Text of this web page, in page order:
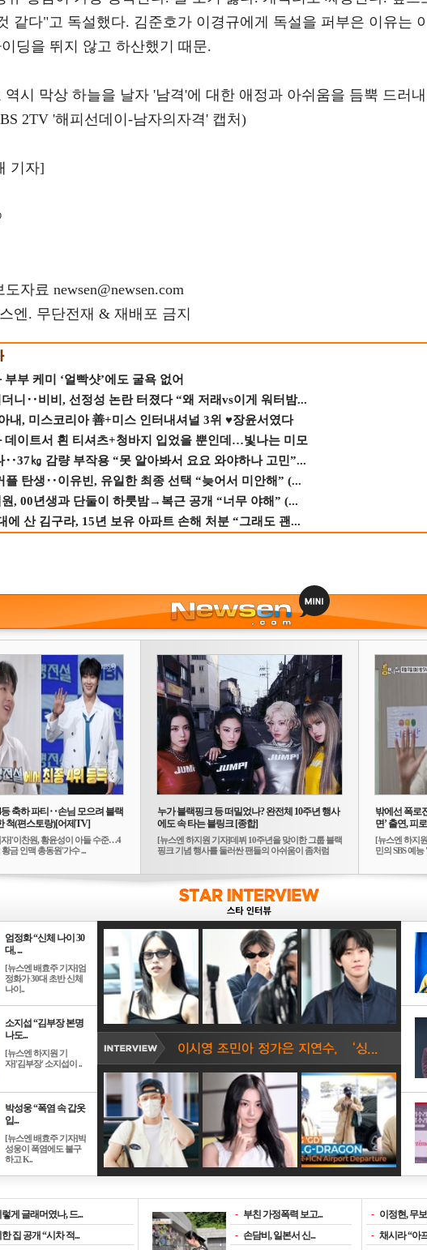
같다"고 독설했다. 김준호가 이경규에게 독설을 퍼부은 이유는
딩을 뛰지 않고 하산했기 때문.
역시 막상 하늘을 날자 '남격'에 대한 애정과 아쉬움을 듬뿍 드러
2TV '해피선데이-남자의자격' 캡처)
기자]
자료 newsen@newsen.com
엔. 무단전재 & 재배포 금지
부 케미 ‘얼빡샷’에도 굴욕 없어
니‥비비, 선정성 논란 터졌다 “왜 저래vs이게 워터밤...
내, 미스코리아 善+미스 인터내셔널 3위 ♥장윤서였다
데이트서 흰 티셔츠+청바지 입었을 뿐인데…빛나는 미모
‥37㎏ 감량 부작용 “못 알아봐서 요요 와야하나 고민”...
플 탄생‥이유빈, 유일한 최종 선택 “늦어서 미안해” (...
, 00년생과 단둘이 하룻밤→복근 공개 “너무 야해” (...
에 산 김구라, 15년 보유 아파트 손해 처분 “그래도 괜...
등 축하 파티‥손님 모으려 블랙
척(편스토랑)[어제TV]
]'이찬원, 황윤성이 아들 수준…4
금 인맥 총동원'가수 ...
누가 블랙핑크 등 떠밀었나? 완전체 10주년 행사
에도 속 타는 블링크 [종합]
[뉴스엔 하지원 기자]데뷔 10주년을 맞이한 그룹 블랙
핑크 기념 행사를 둘러싼 팬들의 아쉬움이 좀처럼
밖에선 폭로
면’ 출연, 피
[뉴스엔 하지
민의 SBS 예
엄정화 “신체 나이 30
대, ...
[뉴스엔 배효주 기자]엄
정화가 30대 초반 신체
나이..
소지섭 “김부장 본명
나도...
[뉴스엔 하지원 기
자]'김부장' 소지섭이 ..
박성웅 “폭염 속 갑옷
입...
[뉴스엔 배효주 기자]박
성웅이 폭염에도 불구
하고 K..
게 글래머였나, 드...
집 공개 “시차 적...
- 부친 가정폭력 보고...
- 손담비, 일본서 신...
- 이정현, 무
- 채시라 “아